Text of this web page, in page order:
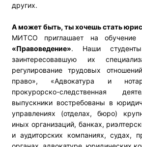
других.
А может быть, ты хочешь стать
МИТСО приглашает на обучение
«Правоведение». Наши
заинтересовавшую их
регулирование трудовых
право», «Адвокатура и
прокурорско-следственная
выпускники востребованы в
управлениях (отделах, бюро)
иных организаций, банках,
и аудиторских компаниях, судах,